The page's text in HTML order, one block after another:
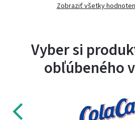
Zobraziť všetky
Vyber si
obľúbeného